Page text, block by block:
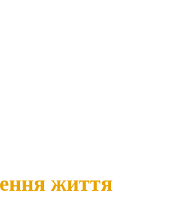
життя